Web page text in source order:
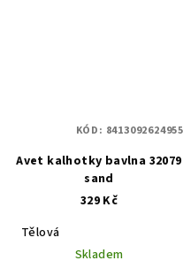
Avet kalhotky bavlna 32079
sand
329 Kč
Tělová
Skladem
KÓD: 8413092624955